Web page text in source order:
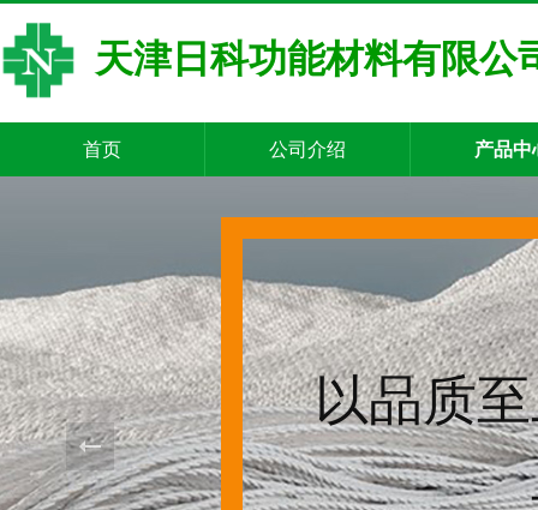
天津日科功能材料有限公
首页 公司介绍 产品中
以品质